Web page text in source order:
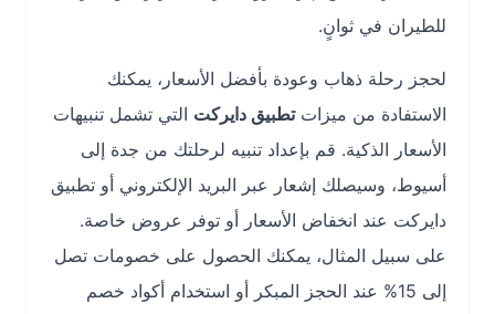
للطيران في ثوانٍ.
لحجز رحلة ذهاب وعودة بأفضل الأسعار، يمكنك
الاستفادة من ميزاتتطبيق دايركتالتي تشمل تنبيهات
الأسعار الذكية. قم بإعداد تنبيه لرحلتك من جدة إلى
أسيوط، وسيصلك إشعار عبر البريد الإلكتروني أو تطبيق
دايركت عند انخفاض الأسعار أو توفر عروض خاصة.
على سبيل المثال، يمكنك الحصول على خصومات تصل
إلى 15% عند الحجز المبكر أو استخدام أكواد خصم